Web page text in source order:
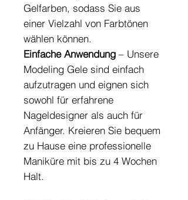
Gelfarben, sodass Sie aus
einer Vielzahl von Farbtönen
wählen können.
Einfache Anwendung – Unsere
Modeling Gele sind einfach
aufzutragen und eignen sich
sowohl für erfahrene
Nageldesigner als auch für
Anfänger. Kreieren Sie bequem
zu Hause eine professionelle
Maniküre mit bis zu 4 Wochen
Halt.